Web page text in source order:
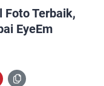
Foto Terbaik,
EyeEm